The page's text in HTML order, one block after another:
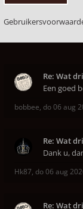
Re: Wat
Een goed
bobbee, do 06 aug
Re: Wat
Dank u,
Hk87, do 06 aug
Re: Wat